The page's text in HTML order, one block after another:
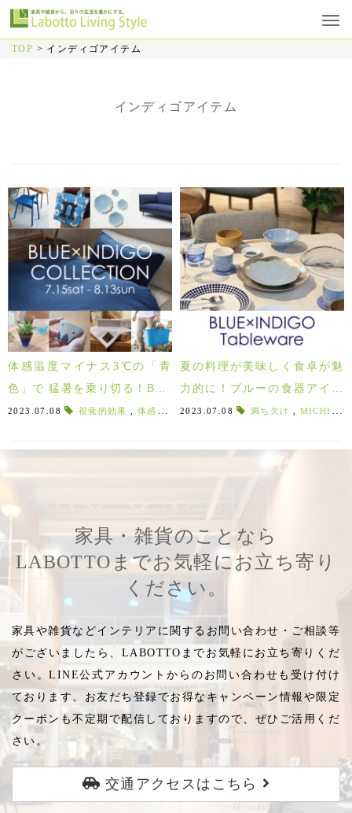
TOP > インディゴアイテム
インディゴアイテム
体感温度マイナス3℃の「青
色」で 猛暑を乗り切る！BLU
E×INDIGO アイテム特集！全
2023.07.08 視覚的効果 ,体感温度 ,体感温度マイナス3 ,猛暑を乗り切る
夏の料理が美味しく食卓が魅
力的に！ブルーの食器アイテ
ム特集♪
2023.07.08 満ち欠け MICHIKAKE
家具・雑貨のことなら
LABOTTOまでお気軽にお立ち寄り
ください。
家具や雑貨などインテリアに関するお問い合わせ・ご相談等
がございましたら、LABOTTOまでお気軽にお立ち寄りくだ
さい。LINE公式アカウントからのお問い合わせも受け付け
ております。お友だち登録でお得なキャンペーン情報や限定
クーポンも不定期で配信しておりますので、ぜひご活用くだ
さい。
交通アクセスはこちら